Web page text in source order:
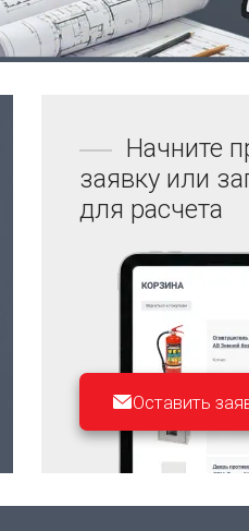
Начните
заявку или
для расчета
Оставить